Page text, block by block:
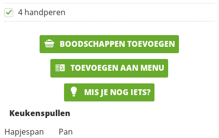
4 handperen
BOODSCHAPPEN TOEVOEGEN
TOEVOEGEN AAN MENU
MIS JE NOG IETS?
Keukenspullen
Hapjespan
Pan